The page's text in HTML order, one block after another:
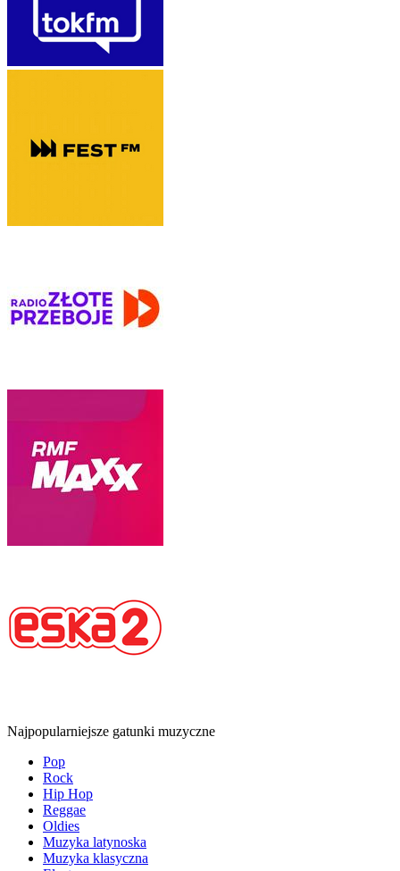
Najpopularniejsze gatunki muzyczne
Pop
Rock
Hip Hop
Reggae
Oldies
Muzyka latynoska
Muzyka klasyczna